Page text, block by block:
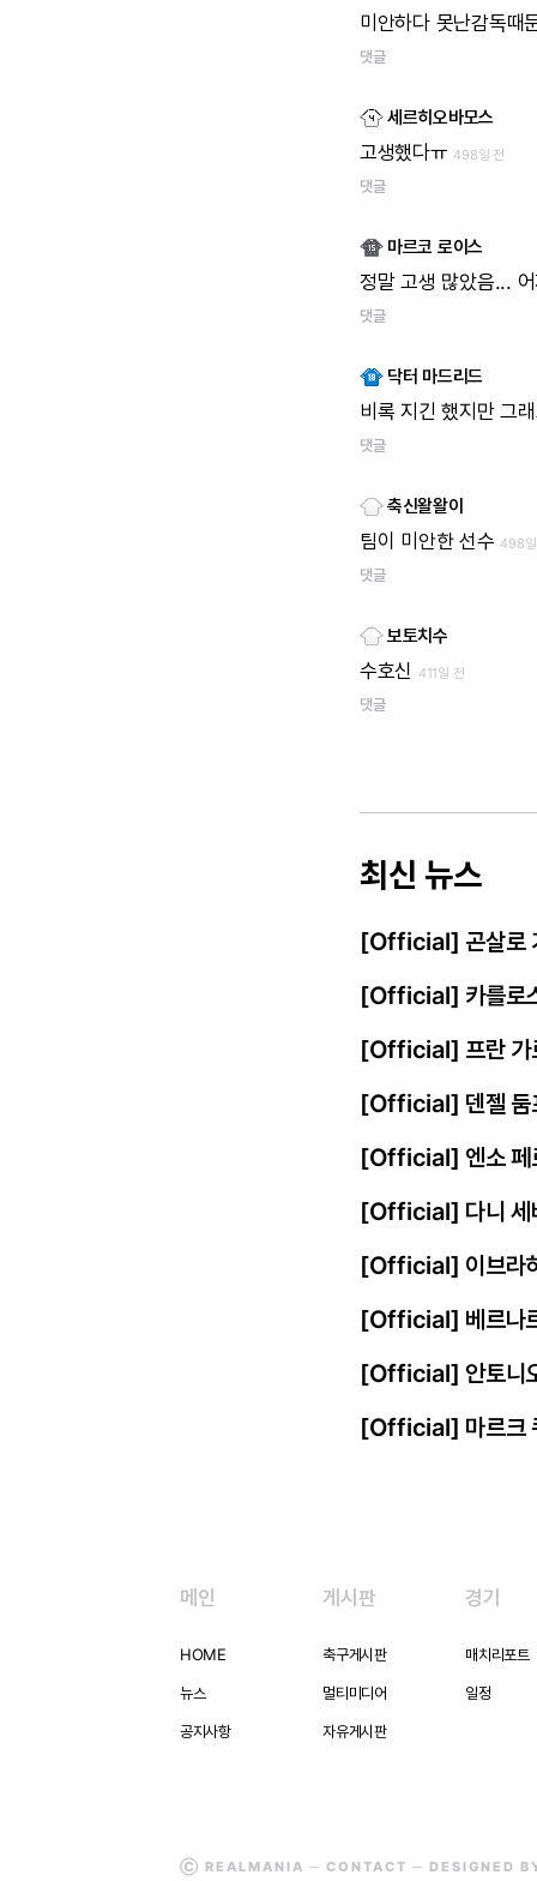
미안하다 못난감독때
댓글
세르히오바모스
고생했다ㅠ 498일 전
댓글
마르코 로이스
정말 고생 많았음...
댓글
닥터 마드리드
비록 지긴 했지만 그
댓글
축신왈왈이
팀이 미안한 선수 498
댓글
보토치수
수호신 411일 전
댓글
최신 뉴스
[Official] 곤살로
[Official] 카를로
[Official] 프란 가
[Official] 덴젤 둠
[Official] 엔소 페
[Official] 다니 세
[Official] 이브라
[Official] 베르나
[Official] 안토니
[Official] 마르크
메인
HOME
뉴스
공지사항
게시판
축구게시판
멀티미디어
자유게시판
경기
매치리포트
일정
Ⓒ REALMANIA ─ CONTACT ─ DESIGNED